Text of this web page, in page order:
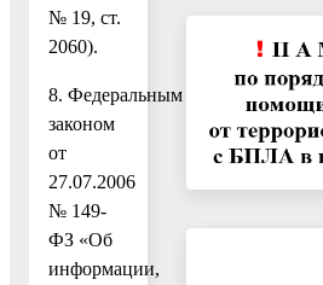
№ 19, ст.
2060).
8. Федеральным
законом
от
27.07.2006
№ 149-
ФЗ «Об
информации,